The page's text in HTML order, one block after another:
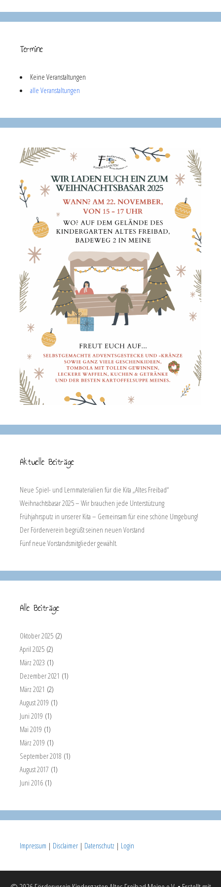
Termine
Keine Veranstaltungen
alle Veranstaltungen
Aktuelle Beiträge
Neue Spiel- und Lernmaterialien für die Kita „Altes Freibad“
Weihnachtsbasar 2025 – Wir brauchen jede Unterstützung
Frühjahrsputz in unserer Kita – Gemeinsam für eine schöne Umgebung!
Der Förderverein begrüßt seinen neuen Vorstand
Fünf neue Vorstandsmitglieder gewählt.
Alle Beiträge
Oktober 2025 (2)
April 2025 (2)
März 2023 (1)
Dezember 2021 (1)
März 2021 (2)
August 2019 (1)
Juni 2019 (1)
Mai 2019 (1)
März 2019 (1)
September 2018 (1)
August 2017 (1)
Juni 2016 (1)
Impressum | Disclaimer | Datenschutz | Login